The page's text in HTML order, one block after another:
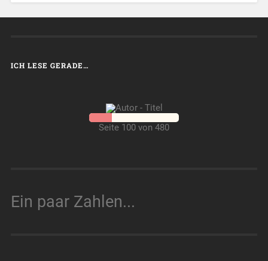
ICH LESE GERADE…
Seite 100 von 480
Ein paar Zahlen...